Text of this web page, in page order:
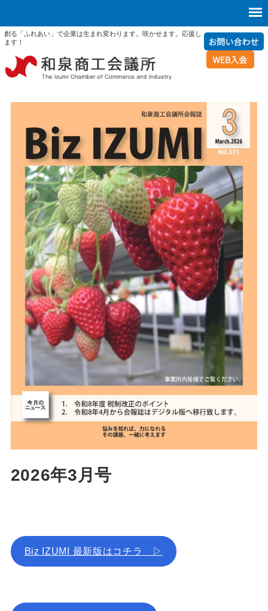
創る「ふれあい」で企業は生まれ変わります。咲かせます。応援し
ます！
2026年3月号
Biz IZUMI 最新版はコチラ ▷